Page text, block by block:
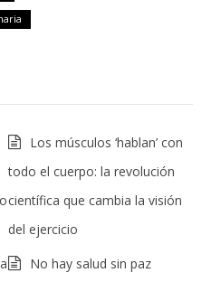
Los músculos ‘hablan’ con
todo el cuerpo: la revolución
científica que cambia la visión
del ejercicio
No hay salud sin paz